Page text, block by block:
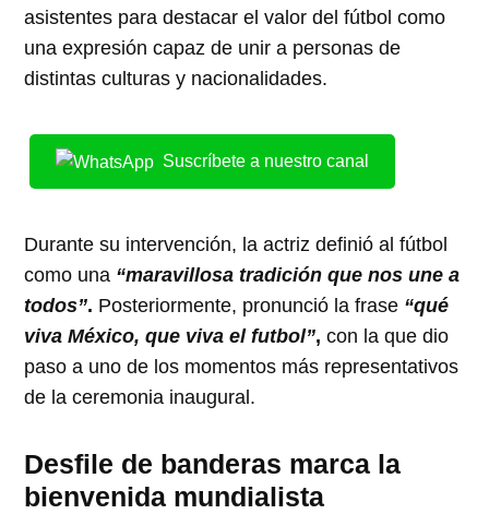
asistentes para destacar el valor del fútbol como
una expresión capaz de unir a personas de
distintas culturas y nacionalidades.
Suscríbete a nuestro canal
Durante su intervención, la actriz definió al fútbol
como una “maravillosa tradición que nos une a
todos”. Posteriormente, pronunció la frase “qué
viva México, que viva el futbol”, con la que dio
paso a uno de los momentos más representativos
de la ceremonia inaugural.
Desfile de banderas marca la
bienvenida mundialista